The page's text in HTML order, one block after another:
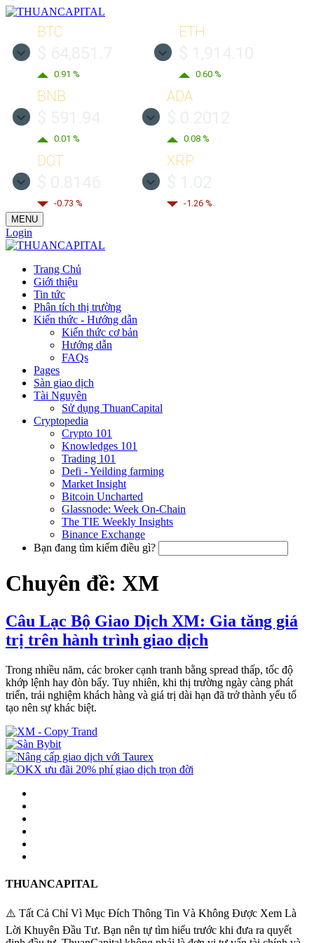
BTC
0.91 %
ETH
0.60 %
BNB
0.01 %
ADA
0.08 %
DOT
-0.73 %
XRP
-1.26 %
MENU
Login
Trang Chủ
Giới thiệu
Tin tức
Phân tích thị trường
Kiến thức - Hướng dẫn
Kiến thức cơ bản
Hướng dẫn
FAQs
Pages
Sàn giao dịch
Tài Nguyên
Sử dụng ThuanCapital
Cryptopedia
Crypto 101
Knowledges 101
Trading 101
Defi - Yeilding farming
Market Insight
Bitcoin Uncharted
Glassnode: Week On-Chain
The TIE Weekly Insights
Binance Exchange
Bạn đang tìm kiếm điều gì?
Chuyên đề: XM
Câu Lạc Bộ Giao Dịch XM: Gia tăng giá
trị trên hành trình giao dịch
Trong nhiều năm, các broker cạnh tranh bằng spread thấp, tốc độ
khớp lệnh hay đòn bẩy. Tuy nhiên, khi thị trường ngày càng phát
triển, trải nghiệm khách hàng và giá trị dài hạn đã trở thành yếu tố
tạo nên sự khác biệt.
THUANCAPITAL
⚠️ Tất Cả Chỉ Vì Mục Đích Thông Tin Và Không Được Xem Là
Lời Khuyên Đầu Tư. Bạn nên tự tìm hiểu trước khi đưa ra quyết